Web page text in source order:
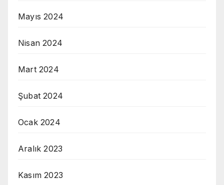
Mayıs 2024
Nisan 2024
Mart 2024
Şubat 2024
Ocak 2024
Aralık 2023
Kasım 2023